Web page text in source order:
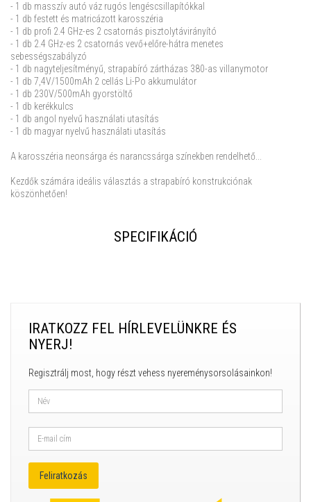
- 1 db masszív autó váz rugós lengéscsillapítókkal
- 1 db festett és matricázott karosszéria
- 1 db profi 2.4 GHz-es 2 csatornás pisztolytávirányító
- 1 db 2.4 GHz-es 2 csatornás vevő+előre-hátra menetes
sebességszabályzó
- 1 db nagyteljesítményű, strapabíró zártházas 380-as villanymotor
- 1 db 7,4V/1500mAh 2 cellás Li-Po akkumulátor
- 1 db 230V/500mAh gyorstöltő
- 1 db kerékkulcs
- 1 db angol nyelvű használati utasítás
- 1 db magyar nyelvű használati utasítás
A karosszéria neonsárga és narancssárga színekben rendelhető...
Kezdők számára ideális választás a strapabíró konstrukciónak
köszönhetően!
SPECIFIKÁCIÓ
IRATKOZZ FEL HÍRLEVELÜNKRE ÉS
NYERJ!
Regisztrálj most, hogy részt vehess nyereménysorsolásainkon!